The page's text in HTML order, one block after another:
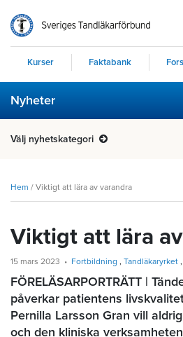
Kurser Faktabank
Nyheter
Välj nyhetskategori
Hem / Viktigt att lära av varandra
Viktigt att lära
15 mars 2023 Fortbildning Tandläkaryrket
FÖRELÄSARPORTRÄTT |
påverkar patientens
Pernilla Larsson Gran vill
och den kliniska